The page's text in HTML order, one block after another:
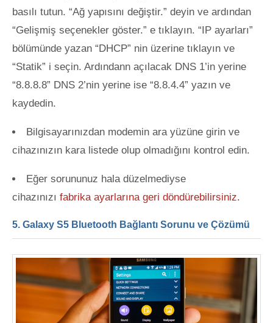
basılı tutun. “Ağ yapısını değiştir.” deyin ve ardından
“Gelişmiş seçenekler göster.” e tıklayın. “IP ayarları”
bölümünde yazan “DHCP” nin üzerine tıklayın ve
“Statik” i seçin. Ardındann açılacak DNS 1’in yerine
“8.8.8.8” DNS 2’nin yerine ise “8.8.4.4” yazın ve
kaydedin.
Bilgisayarınızdan modemin ara yüzüne girin ve
cihazınızın kara listede olup olmadığını kontrol edin.
Eğer sorununuz hala düzelmediyse
cihazınızı fabrika ayarlarına geri döndürebilirsiniz.
5. Galaxy S5 Bluetooth Bağlantı Sorunu ve Çözümü